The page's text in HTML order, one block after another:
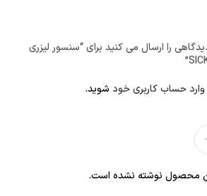
محصول نوشته نشده است.
را ارسال می کنید برای “سنسور لیزری
وارد حساب کاربری خود شوید.